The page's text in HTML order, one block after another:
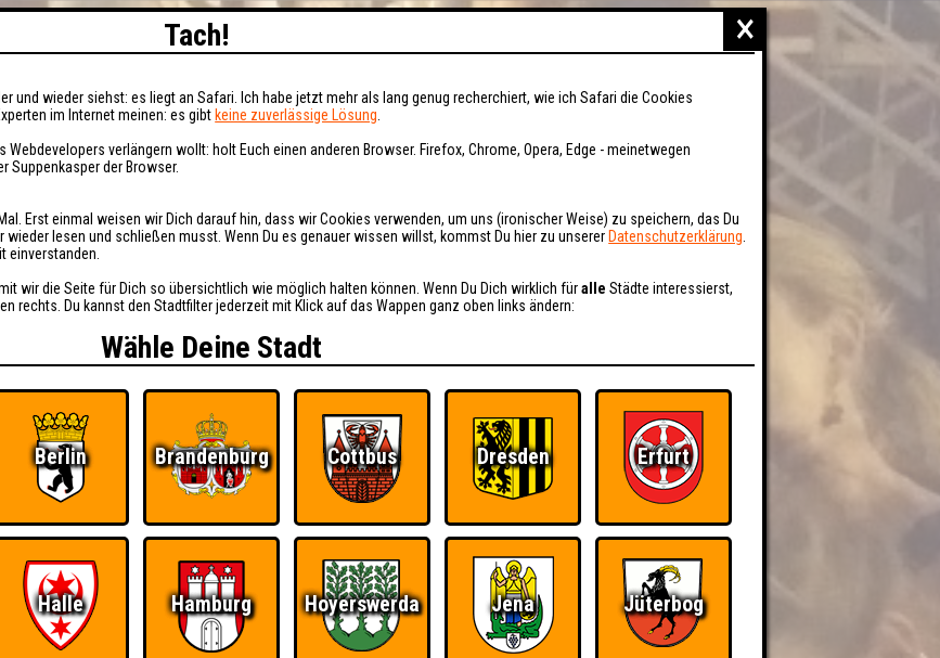
×
Tach!
und wieder siehst: es liegt an Safari. Ich habe jetzt mehr als lang genug recherchiert, wie ich Safari die Cookies
im Internet meinen: es gibt keine zuverlässige Lösung
verlängern wollt: holt Euch einen anderen Browser. Firefox, Chrome, Opera, Edge - meinetwegen
Suppenkasper der Browser.
Erst einmal weisen wir Dich darauf hin, dass wir Cookies verwenden, um uns (ironischer Weise) zu speichern, das Du
wieder lesen und schließen musst. Wenn Du es genauer wissen willst, kommst Du hier zu unserer Datenschutzerklärung
einverstanden.
wir die Seite für Dich so übersichtlich wie möglich halten können. Wenn Du Dich wirklich füralle Städte interessierst,
rechts. Du kannst den Stadtfilter jederzeit mit Klick auf das Wappen ganz oben links ändern:
Wähle Deine Stadt
Berlin Brandenburg Cottbus Dresden Erfurt
Halle Hamburg Hoyerswerda Jena Jüterbog